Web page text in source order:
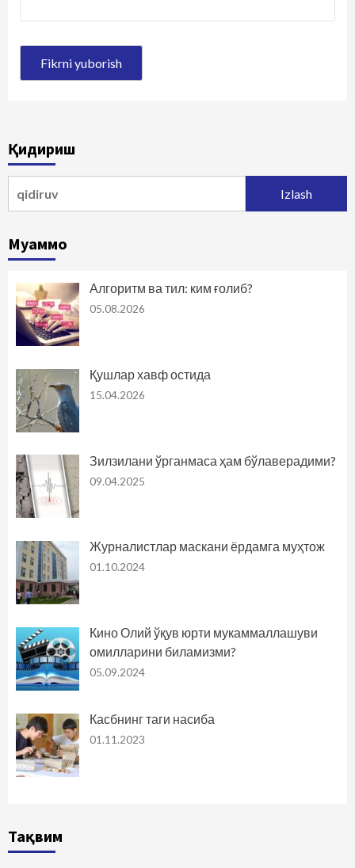
Қидириш
Муаммо
Алгоритм ва тил: ким ғолиб?
05.08.2026
Қушлар хавф остида
15.04.2026
Зилзилани ўрганмаса ҳам бўлаверадими?
09.04.2025
Журналистлар маскани ёрдамга муҳтож
01.10.2024
Кино Олий ўқув юрти мукаммаллашуви
омилларини биламизми?
05.09.2024
Касбнинг таги насиба
01.11.2023
Тақвим